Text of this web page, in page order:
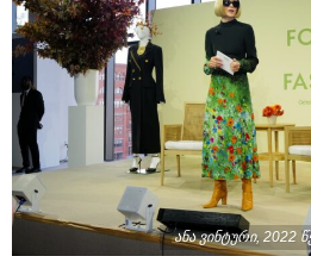
ანა ვინტური, 2022